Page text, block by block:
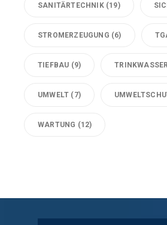
SANITÄRTECHNIK(19)
STROMERZEUGUNG (6)
TIEFBAU (9) TRINKWASSER
UMWELT (7)
WARTUNG (12)